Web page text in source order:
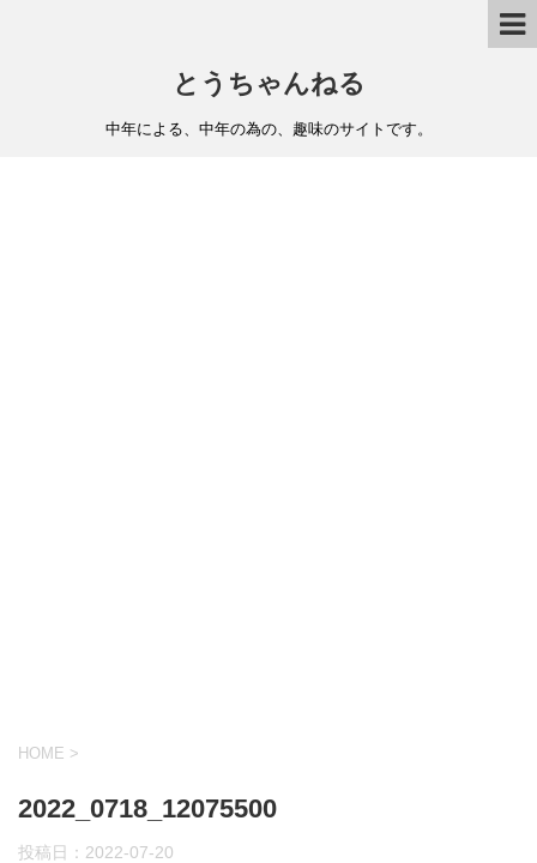
とうちゃんねる
中年による、中年の為の、趣味のサイトです。
HOME >
2022_0718_12075500
投稿日： 2022-07-20